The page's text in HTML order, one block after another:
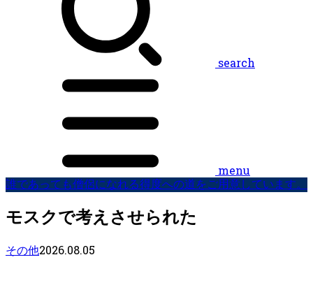
search
menu
誰であっても僧侶になれる得度への道をご用意しています。
モスクで考えさせられた
その他2026.08.05